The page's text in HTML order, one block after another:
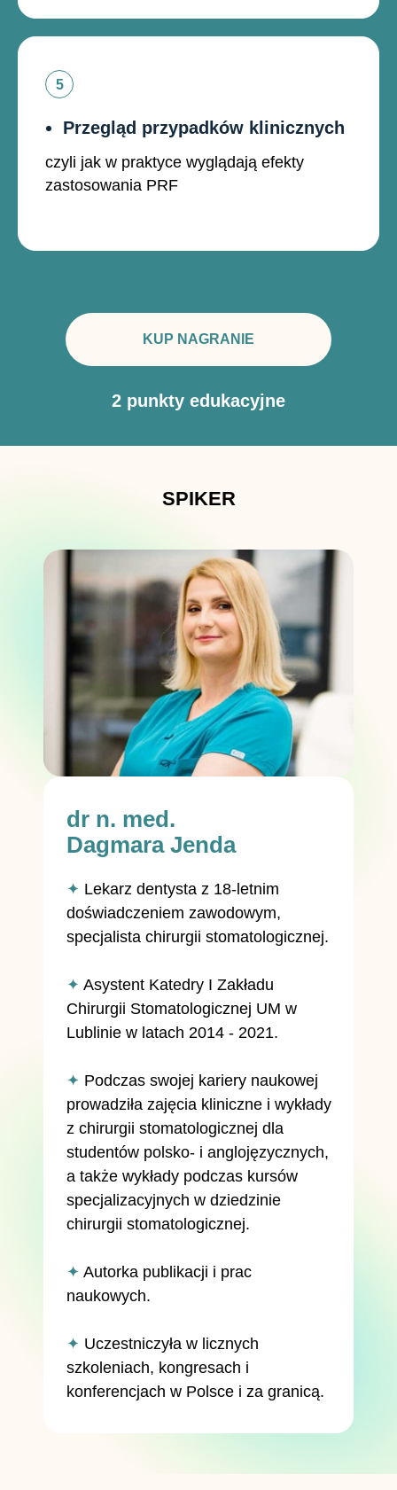
Przegląd przypadków klinicznych
czyli jak w praktyce wyglądają efekty
zastosowania PRF
KUP NAGRANIE
2 punkty edukacyjne
✦ Lekarz dentysta z 18-letnim
doświadczeniem zawodowym,
specjalista chirurgii stomatologicznej.
✦ Asystent Katedry I Zakładu
Chirurgii Stomatologicznej UM w
Lublinie w latach 2014 - 2021.
✦ Podczas swojej kariery naukowej
prowadziła zajęcia kliniczne i wykłady
z chirurgii stomatologicznej dla
studentów polsko- i anglojęzycznych,
a także wykłady podczas kursów
specjalizacyjnych w dziedzinie
chirurgii stomatologicznej.
✦ Autorka publikacji i prac
naukowych.
✦ Uczestniczyła w licznych
szkoleniach, kongresach i
konferencjach w Polsce i za granicą.
dr n. med.
Dagmara Jenda
SPIKER